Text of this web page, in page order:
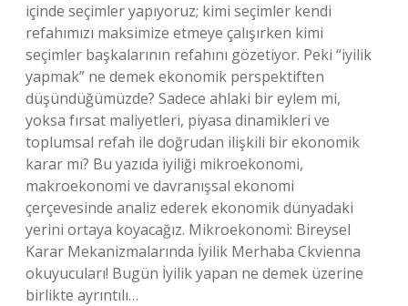
içinde seçimler yapıyoruz; kimi seçimler kendi
refahımızı maksimize etmeye çalışırken kimi
seçimler başkalarının refahını gözetiyor. Peki “iyilik
yapmak” ne demek ekonomik perspektiften
düşündüğümüzde? Sadece ahlaki bir eylem mi,
yoksa fırsat maliyetleri, piyasa dinamikleri ve
toplumsal refah ile doğrudan ilişkili bir ekonomik
karar mı? Bu yazıda iyiliği mikroekonomi,
makroekonomi ve davranışsal ekonomi
çerçevesinde analiz ederek ekonomik dünyadaki
yerini ortaya koyacağız. Mikroekonomi: Bireysel
Karar Mekanizmalarında İyilik Merhaba Ckvienna
okuyucuları! Bugün İyilik yapan ne demek üzerine
birlikte ayrıntılı…